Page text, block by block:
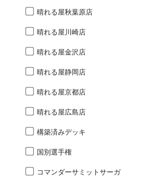
晴れる屋秋葉原店
晴れる屋川崎店
晴れる屋金沢店
晴れる屋静岡店
晴れる屋京都店
晴れる屋広島店
構築済みデッキ
国別選手権
コマンダーサミットサーガ